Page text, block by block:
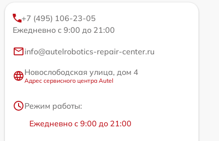
+7 (495) 106-23-05
Ежедневно с 9:00 до 21:00
info@autelrobotics-repair-center.ru
Новослободская улица, дом 4
Адрес сервисного центра Autel
Режим работы:
Ежедневно с 9:00 до 21:00